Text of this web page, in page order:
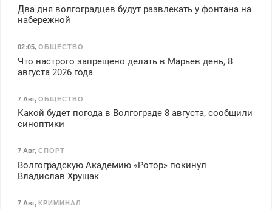
Два дня волгоградцев будут развлекать у фонтана на
набережной
02:05, ОБЩЕСТВО
Что настрого запрещено делать в Марьев день, 8
августа 2026 года
7 Авг, ОБЩЕСТВО
Какой будет погода в Волгограде 8 августа, сообщили
синоптики
7 Авг, СПОРТ
Волгоградскую Академию «Ротор» покинул
Владислав Хрущак
7 Авг, КРИМИНАЛ